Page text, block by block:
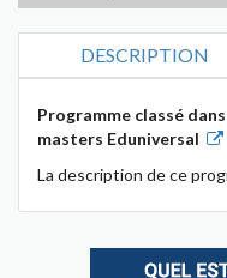
DESCRIPTION
Programme classé
masters Eduniversal
La description de ce